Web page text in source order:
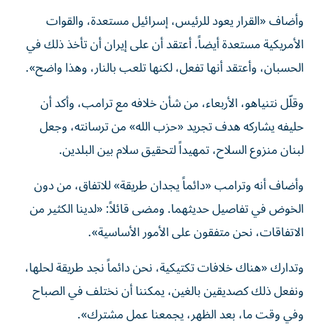
وأضاف «القرار يعود للرئيس، إسرائيل مستعدة، والقوات
الأمريكية مستعدة أيضاً. أعتقد أن على إيران أن تأخذ ذلك في
الحسبان، وأعتقد أنها تفعل، لكنها تلعب بالنار، وهذا واضح».
وقلّل نتنياهو، الأربعاء، من شأن خلافه مع ترامب، وأكد أن
حليفه يشاركه هدف تجريد «حزب الله» من ترسانته، وجعل
لبنان منزوع السلاح، تمهيداً لتحقيق سلام بين البلدين.
وأضاف أنه وترامب «دائماً يجدان طريقة» للاتفاق، من دون
الخوض في تفاصيل حديثهما. ومضى قائلاً: «لدينا الكثير من
الاتفاقات، نحن متفقون على الأمور الأساسية».
وتدارك «هناك خلافات تكتيكية، نحن دائماً نجد طريقة لحلها،
ونفعل ذلك كصديقين بالغين، يمكننا أن نختلف في الصباح
وفي وقت ما، بعد الظهر، يجمعنا عمل مشترك».